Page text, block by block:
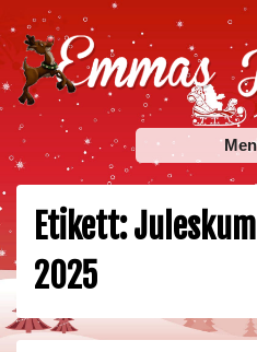
Skip
to
content
Emmas Julblogg
Julbloggar om julnyheter,
adventskalendrar ,
Etikett:
2025